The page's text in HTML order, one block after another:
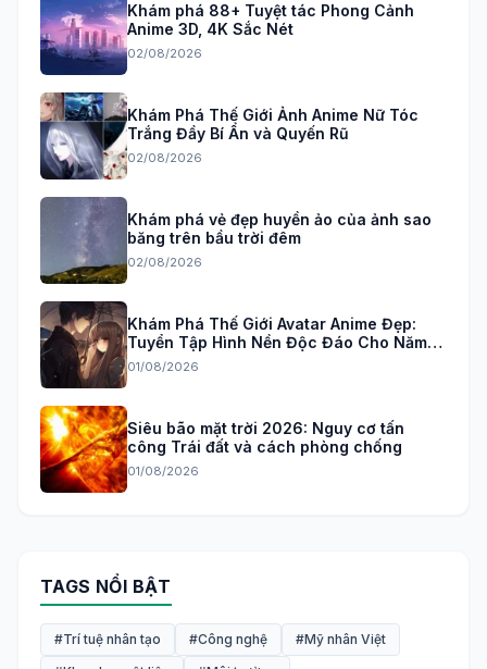
Khám phá 88+ Tuyệt tác Phong Cảnh
Anime 3D, 4K Sắc Nét
02/08/2026
Khám Phá Thế Giới Ảnh Anime Nữ Tóc
Trắng Đầy Bí Ẩn và Quyến Rũ
02/08/2026
Khám phá vẻ đẹp huyền ảo của ảnh sao
băng trên bầu trời đêm
02/08/2026
Khám Phá Thế Giới Avatar Anime Đẹp:
Tuyển Tập Hình Nền Độc Đáo Cho Năm
2026
01/08/2026
Siêu bão mặt trời 2026: Nguy cơ tấn
công Trái đất và cách phòng chống
01/08/2026
TAGS NỔI BẬT
#Trí tuệ nhân tạo #Công nghệ
#Mỹ nhân Việt